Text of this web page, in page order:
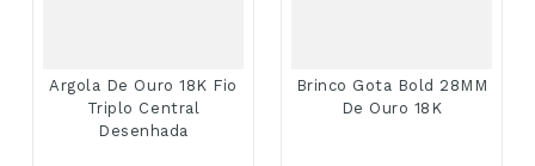
Argola De Ouro 18K Fio
Triplo Central
Desenhada
Brinco Gota Bold 28MM
De Ouro 18K